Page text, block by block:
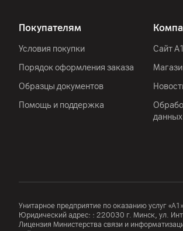
Покупателям
Условия покупки
Порядок оформления заказа
Образцы документов
Помощь и поддержка
Сайт
данных
Унитарное предприятие по оказанию услуг «А1»
Юридический адрес: : 220030 г. Минск, ул.
Лицензия Министерства связи и